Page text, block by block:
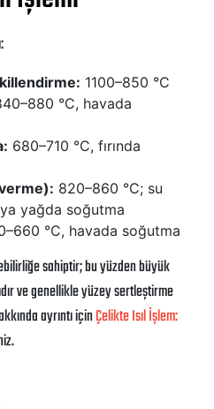
1100–850 °C
°C, havada
680–710 °C, fırında
820–860 °C; su
yağda soğutma
°C, havada soğutma
sahiptir; bu yüzden büyük
ve genellikle yüzey sertleştirme
ayrıntı içinÇelikte Isıl İşlem: